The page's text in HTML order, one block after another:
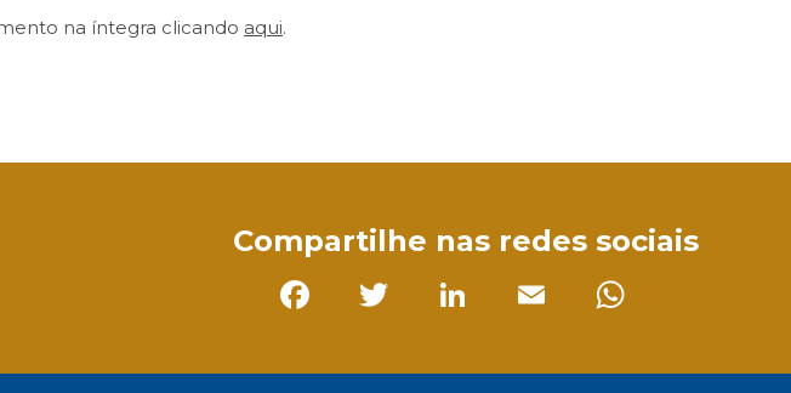
na íntegra clicando aqui.
Compartilhe nas redes sociais